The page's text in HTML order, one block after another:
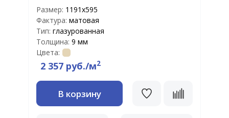
Размер: 1191x595
Фактура: матовая
Тип: глазурованная
Толщина: 9 мм
Цвета:
2 357 руб./м2
В корзину